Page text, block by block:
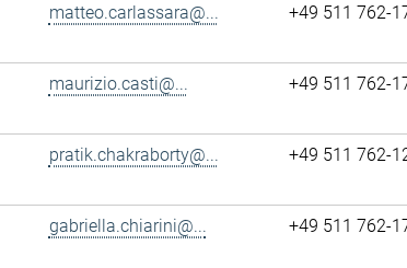
matteo.carlassara@... +49 511 762-
maurizio.casti@... +49 511 762-
pratik.chakraborty@... +49 511 762-
gabriella.chiarini@... +49 511 762-